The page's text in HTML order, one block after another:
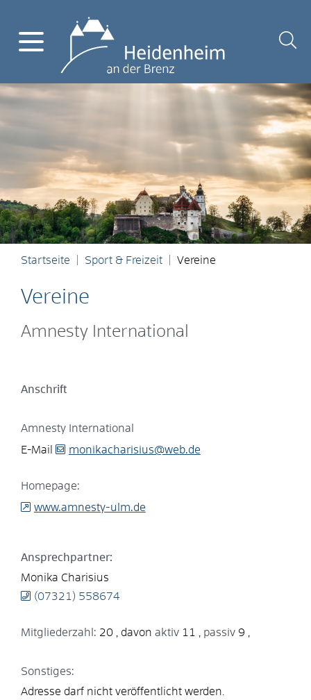
Startseite Sport & Freizeit Vereine
Vereine
Amnesty International
Anschrift
Amnesty International
E-Mail
monikacharisius@web.de
Homepage:
www.amnesty-ulm.de
Ansprechpartner:
Monika Charisius
(07321) 558674
Mitgliederzahl: 20 aktiv 11 passiv 9
Sonstiges:
Adresse darf nicht veröffentlicht werden.